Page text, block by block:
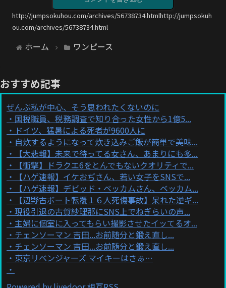
http://jumpsokuhou.com/archives/56738734.htmlhttp://jumpsokuh
ou.com/archives/56738734.html
ホーム ワンピース
おすすめ記事
ぜんぶ私が中心、そう思われたくないのに
国税職員、税務調査で知り合った女性から1億5...
ドイツ、猛暑による死者が9600人に
自炊するようになって炊き込みご飯が簡単で美味...
【大悲報】未来で待ってる女さん、あまりにも多...
【衝撃】ドラクエ6をとんでもないクオリティで...
【ハゲ速報】イケおぢさん、若い女子をSNSで...
【ハゲ速報】デビッド・ベッカムさん、ベッカム...
【辺野古ボート転覆１６人死傷事故】呆れた逆ギ...
現役引退の古賀紗理那にSNS上でねぎらいの声...
主婦に個室に入ってもらい撮影させたイッてるオ...
チェンソーマン 吉田...お前随分と鍛え直し...
チェンソーマン 吉田...お前随分と鍛え直し...
東京リベンジャーズ マイキーはさぁ…